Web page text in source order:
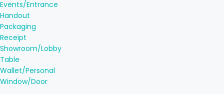
Events/Entrance
Handout
Packaging
Receipt
Showroom/Lobby
Table
Wallet/Personal
Window/Door